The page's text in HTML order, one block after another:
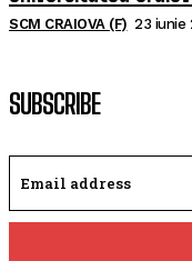
SCM CRAIOVA (F) 23 iunie
SUBSCRIBE